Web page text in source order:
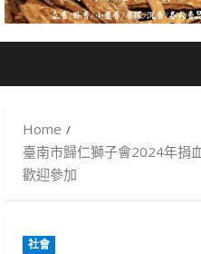
Home
臺南市歸仁獅子會2024年捐
歡迎參加
社會